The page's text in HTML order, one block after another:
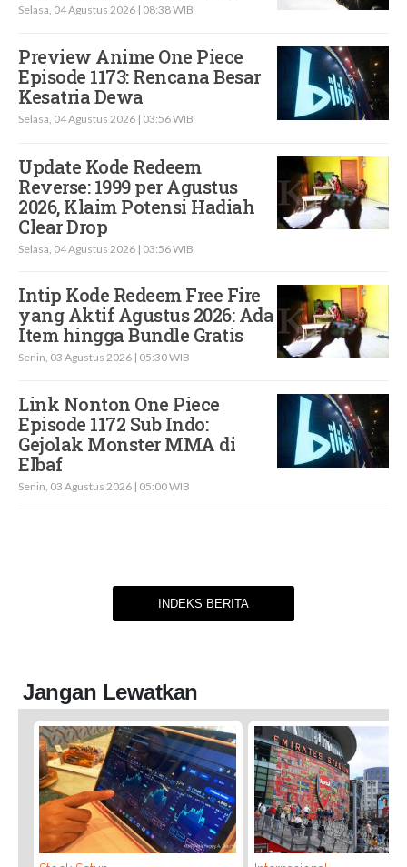
Selasa, 04 Agustus 2026 | 08:38 WIB
Preview Anime One Piece
Episode 1173: Rencana Besar
Kesatria Dewa
Selasa, 04 Agustus 2026 | 03:56 WIB
Update Kode Redeem
Reverse: 1999 per Agustus
2026, Klaim Potensi Hadiah
Clear Drop
Selasa, 04 Agustus 2026 | 03:56 WIB
Intip Kode Redeem Free Fire
yang Aktif Agustus 2026: Ada
Item hingga Bundle Gratis
Senin, 03 Agustus 2026 | 05:30 WIB
Link Nonton One Piece
Episode 1172 Sub Indo:
Gejolak Monster MMA di
Elbaf
Senin, 03 Agustus 2026 | 05:00 WIB
INDEKS BERITA
Jangan Lewatkan